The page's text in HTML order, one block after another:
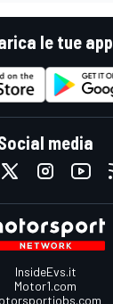
le tue app
media
InsideEvs.it
Motor1.com